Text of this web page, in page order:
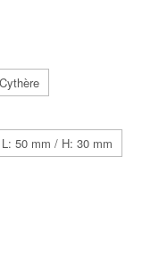
Cythère
50 mm / H: 30 mm